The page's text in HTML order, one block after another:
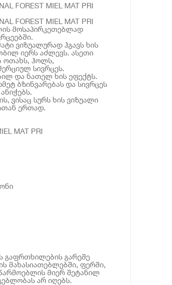
FOREST MIEL MAT PRI
FOREST MIEL MAT PRI
მოსაპირკეთებლად
ვიზუალურად ჰგავს ხის
იერს აძლევს. ასეთი
ოთახს, ჰოლს,
სივრცეს.
და ნათელ ხის ეფექტს.
ბზინვარებას და სივრცეს
ვისაც სურს ხის ვიზუალი
ერთად.
MAT PRI
გაფრთხილების გარეშე
მახასიათებლებში, ფერში,
მიერ შეტანილ
არ იღებს.